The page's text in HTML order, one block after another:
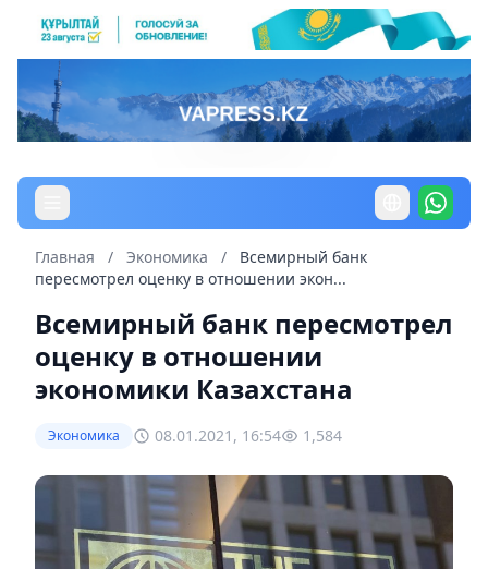
Главная / Экономика /
Всемирный банк
пересмотрел оценку в отношении экон...
Всемирный банк пересмотрел
оценку в отношении
экономики Казахстана
Экономика 08.01.2021, 16:54 1,584